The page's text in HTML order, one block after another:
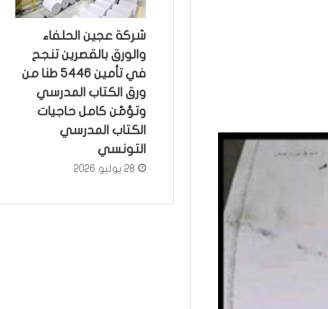
شركة عجين الحلفاء
والورق بالقصرين تنجح
في تأمين 5446 طنا من
ورق الكتاب المدرسي
وتؤمّن كامل حاجيات
الكتاب المدرسي
التونسي
28 يوليو 2026